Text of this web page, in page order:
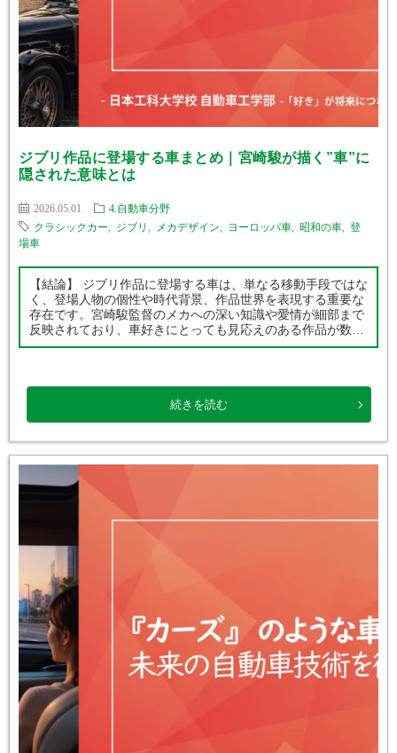
ジブリ作品に登場する車まとめ｜宮崎駿が描く”車”に
隠された意味とは
2026.05.01
4.自動車分野
クラシックカー
ジブリ メカデザイン ヨーロッパ車 昭和の車
登
場車
【結論】 ジブリ作品に登場する車は、単なる移動手段ではな
く、登場人物の個性や時代背景、作品世界を表現する重要な
存在です。宮崎駿監督のメカへの深い知識や愛情が細部まで
反映されており、車好きにとっても見応えのある作品が数多
く存在します。 【この記事で分かること】 ・ジブリ作品に
続きを読む